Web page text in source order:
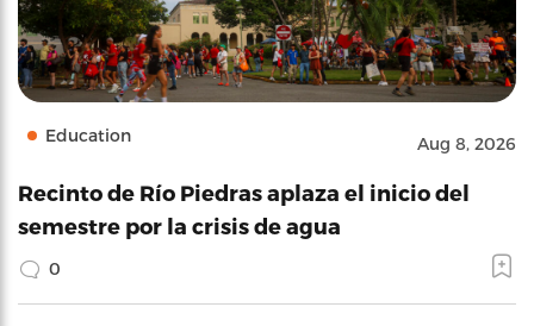
Education Aug 8, 2026
Recinto de Río Piedras aplaza el inicio del
semestre por la crisis de agua
0